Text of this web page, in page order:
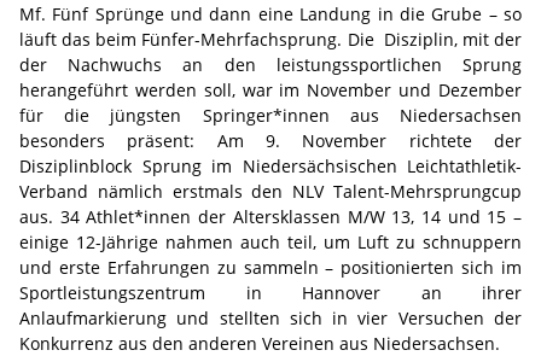
Mf. Fünf Sprünge und dann eine Landung in die Grube – so
läuft das beim Fünfer-Mehrfachsprung. Die Disziplin, mit der
der Nachwuchs an den leistungssportlichen Sprung
herangeführt werden soll, war im November und Dezember
für die jüngsten Springer*innen aus Niedersachsen
besonders präsent: Am 9. November richtete der
Disziplinblock Sprung im Niedersächsischen Leichtathletik-
Verband nämlich erstmals den NLV Talent-Mehrsprungcup
aus. 34 Athlet*innen der Altersklassen M/W 13, 14 und 15 –
einige 12-Jährige nahmen auch teil, um Luft zu schnuppern
und erste Erfahrungen zu sammeln – positionierten sich im
Sportleistungszentrum in Hannover an ihrer
Anlaufmarkierung und stellten sich in vier Versuchen der
Konkurrenz aus den anderen Vereinen aus Niedersachsen.